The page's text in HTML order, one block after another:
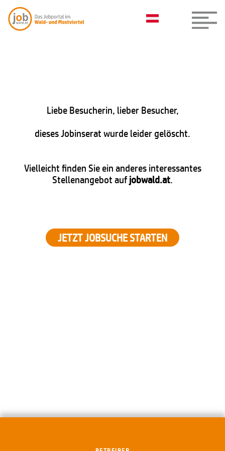
Liebe Besucherin, lieber Besucher,
dieses Jobinserat wurde leider gelöscht.
Vielleicht finden Sie ein anderes interessantes
Stellenangebot aufjobwald.at.
JETZT JOBSUCHE STARTEN